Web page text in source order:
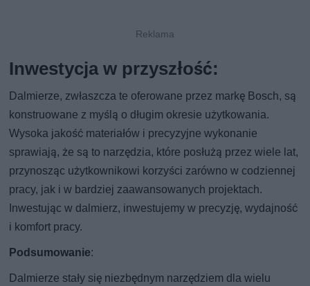
Inwestycja w przyszłość:
Dalmierze, zwłaszcza te oferowane przez markę Bosch, są
konstruowane z myślą o długim okresie użytkowania.
Wysoka jakość materiałów i precyzyjne wykonanie
sprawiają, że są to narzędzia, które posłużą przez wiele lat,
przynosząc użytkownikowi korzyści zarówno w codziennej
pracy, jak i w bardziej zaawansowanych projektach.
Inwestując w dalmierz, inwestujemy w precyzję, wydajność
i komfort pracy.
Podsumowanie:
Dalmierze stały się niezbędnym narzędziem dla wielu